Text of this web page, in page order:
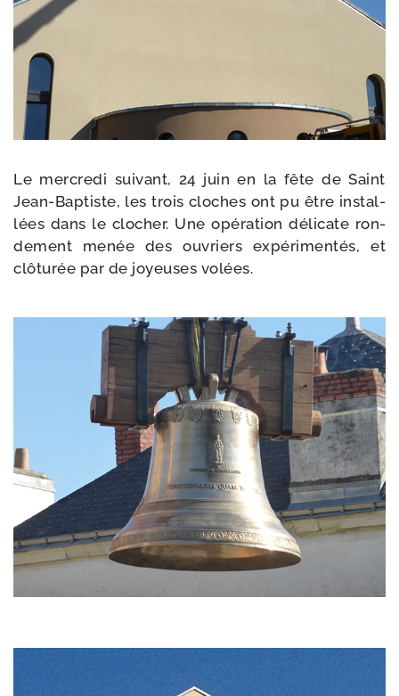
Le mer­cre­di sui­vant, 24 juin en la fête de Saint
Jean-​Baptiste, les trois cloches ont pu être ins­tal­
lées dans le clo­cher. Une opé­ra­tion déli­cate ron­
de­ment menée des ouvriers expé­ri­men­tés, et
clô­tu­rée par de joyeuses volées.